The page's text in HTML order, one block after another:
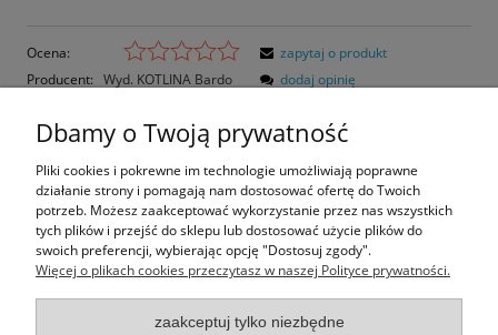
Ocena:
Producent: Wyd. KOTLINA Bardo
zapytaj o produkt
dodaj opinię
Opis
Opinie o produkcie (0)
Rozmiar pocztówki: 14,5x10,3 cm
Dbamy o Twoją prywatność
Pliki cookies i pokrewne im technologie umożliwiają poprawne
działanie strony i pomagają nam dostosować ofertę do Twoich
potrzeb. Możesz zaakceptować wykorzystanie przez nas wszystkich
tych plików i przejść do sklepu lub dostosować użycie plików do
swoich preferencji, wybierając opcję "Dostosuj zgody".
Więcej o plikach cookies przeczytasz w naszej Polityce prywatności.
zaakceptuj tylko niezbędne